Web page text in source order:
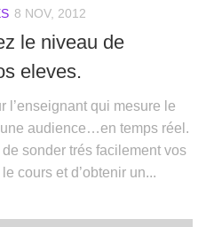
8 NOV, 2012
le niveau de
eleves.
l’enseignant qui mesure le
audience…en temps réel.
sonder trés facilement vos
cours et d’obtenir un...